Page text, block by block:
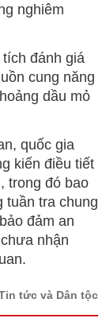
nghiêm
đánh giá
cung năng
dầu mỏ
quốc gia
kiến điều tiết
trong đó bao
tuần tra chung
đảm an
nhận
tức và Dân tộc